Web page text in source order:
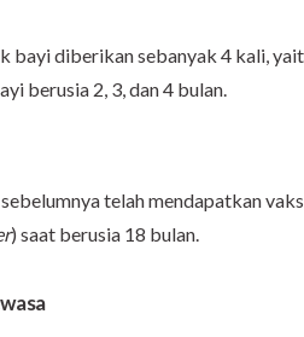
bayi diberikan sebanyak 4 kali,
berusia 2, 3, dan 4 bulan.
telah mendapatkan
) saat berusia 18 bulan.